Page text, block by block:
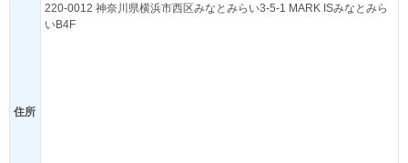
住所
220-0012 神奈川県横浜市西区みなとみらい3-5-1 MARK ISみなとみら
いB4F